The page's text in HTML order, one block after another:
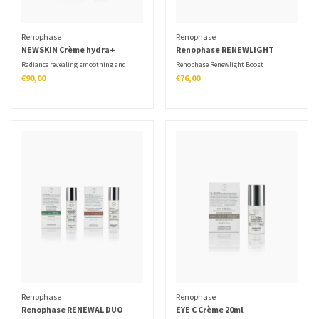
Renophase
NEWSKIN Crème hydra+
Radiance revealing smoothing and
moisturizing cream for sensitive skin.
€90,00
Renophase
Renophase RENEWLIGHT
Boost Niacinamide
Renophase Renewlight Boost
Niacinamide is een krachtig serum dat
effectief werkt tegen hyperpigmentatie.
€76,00
Renophase
Renophase RENEWAL DUO
Renophase
EYE C Crème 20ml